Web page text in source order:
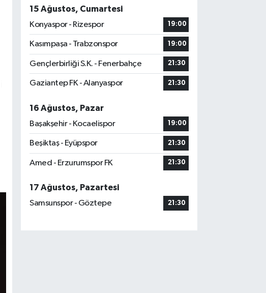
15 Ağustos, Cumartesi
Konyaspor - Rizespor
19:00
Kasımpaşa - Trabzonspor 19:00
Gençlerbirliği S.K. - Fenerbahçe 21:30
Gaziantep FK - Alanyaspor 21:30
16 Ağustos, Pazar
Başakşehir - Kocaelispor
19:00
Beşiktaş - Eyüpspor 21:30
Amed - Erzurumspor FK 21:30
17 Ağustos, Pazartesi
Samsunspor - Göztepe
21:30